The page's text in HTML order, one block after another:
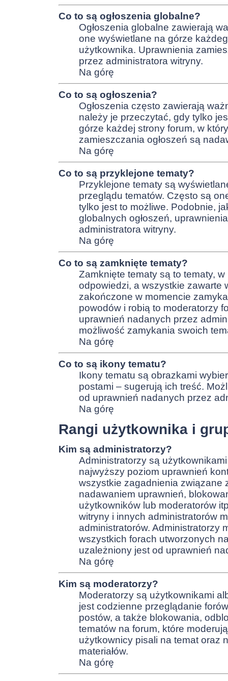
Co to są ogłoszenia globalne?
Ogłoszenia globalne zawierają
one wyświetlane na górze
użytkownika. Uprawnienia
przez administratora witryny.
Na górę
Co to są ogłoszenia?
Ogłoszenia często zawierają
należy je przeczytać, gdy tylko
górze każdej strony forum, w
zamieszczania ogłoszeń są
Na górę
Co to są przyklejone tematy?
Przyklejone tematy są
przeglądu tematów. Często są
tylko jest to możliwe. Podobnie,
globalnych ogłoszeń,
administratora witryny.
Na górę
Co to są zamknięte tematy?
Zamknięte tematy są to tematy,
odpowiedzi, a wszystkie zawarte
zakończone w momencie
powodów i robią to moderatorzy
uprawnień nadanych przez
możliwość zamykania swoich
Na górę
Co to są ikony tematu?
Ikony tematu są obrazkami
postami – sugerują ich treść.
od uprawnień nadanych przez
Na górę
Rangi użytkownika i
Kim są administratorzy?
Administratorzy są
najwyższy poziom uprawnień
wszystkie zagadnienia związane
nadawaniem uprawnień,
użytkowników lub moderatorów
witryny i innych administratorów
administratorów. Administratorzy
wszystkich forach utworzonych
uzależniony jest od uprawnień
Na górę
Kim są moderatorzy?
Moderatorzy są użytkownikami
jest codzienne przeglądanie
postów, a także blokowania,
tematów na forum, które
użytkownicy pisali na temat oraz
materiałów.
Na górę